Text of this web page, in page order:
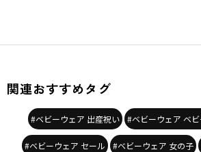
関連おすすめタグ
#ベビーウェア 出産祝い #ベビーウェア ベ
#ベビーウェア セール #ベビーウェア 女の子